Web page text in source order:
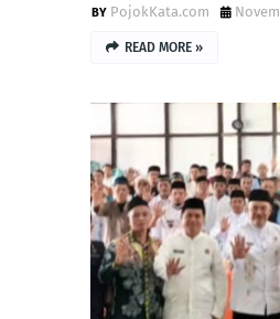
PojokKata.com
READ MORE »